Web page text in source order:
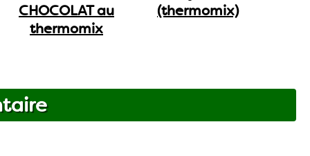
CHOCOLAT au
thermomix
(thermomix)